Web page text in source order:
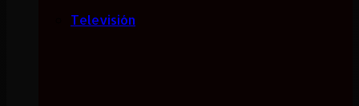
Televisión